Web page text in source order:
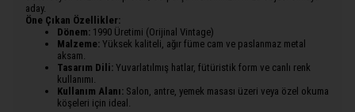
aday.
Öne Çıkan Özellikler:
Dönem: 1990 Üretimi (Orijinal Vintage)
Malzeme: Yüksek kaliteli, ağır füme cam ve paslanmaz metal
aksam.
Tasarım Dili: Yuvarlatılmış hatlar, fütüristik form ve canlı renk
kullanımı.
Kullanım Alanı: Salon, antre, yemek masası üzeri veya özel okuma
köşeleri için ideal.